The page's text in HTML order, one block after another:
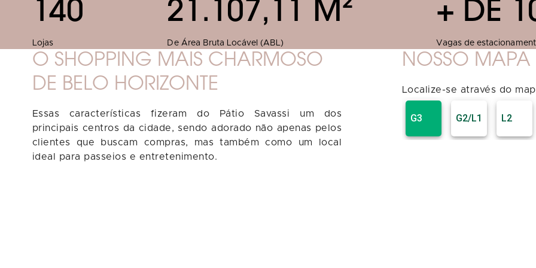
140
Lojas
21.107,11 M²
De Área Bruta Locável (ABL)
+ DE
Vagas de
O SHOPPING MAIS CHARMOSO
DE BELO HORIZONTE
Essas características fizeram do Pátio Savassi um dos
principais centros da cidade, sendo adorado não apenas pelos
clientes que buscam compras, mas também como um local
ideal para passeios e entretenimento.
NOSSO MAPA
Localize-se através do